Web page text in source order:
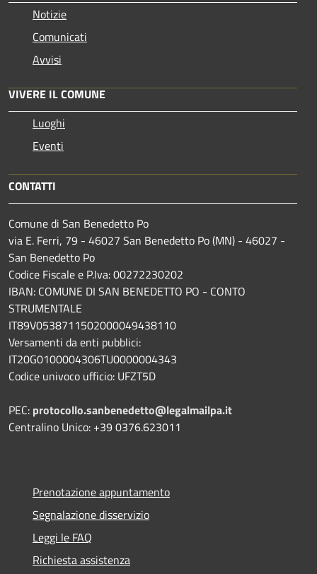
Notizie
Comunicati
Avvisi
VIVERE IL COMUNE
Luoghi
Eventi
CONTATTI
Comune di San Benedetto Po
via E. Ferri, 79 - 46027 San Benedetto Po (MN) - 46027 -
San Benedetto Po
Codice Fiscale e P.Iva: 00272230202
IBAN: COMUNE DI SAN BENEDETTO PO - CONTO
STRUMENTALE
IT89V0538711502000049438110
Versamenti da enti pubblici:
IT20G0100004306TU0000004343
Codice univoco ufficio: UFZT5D
PEC: protocollo.sanbenedetto@legalmailpa.it
Centralino Unico: +39 0376.623011
Prenotazione appuntamento
Segnalazione disservizio
Leggi le FAQ
Richiesta assistenza